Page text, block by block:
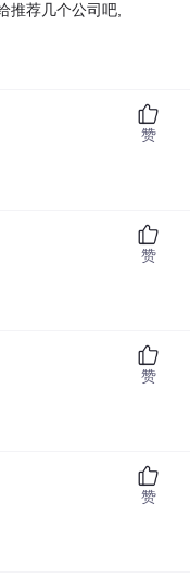
推荐几个公司吧,
赞
赞
赞
赞